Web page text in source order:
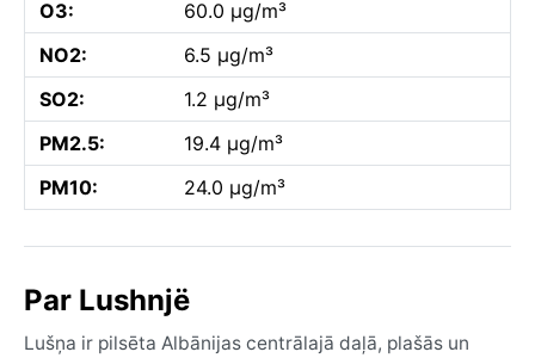
O3:
60.0 µg/m³
NO2:
6.5 µg/m³
SO2:
1.2 µg/m³
PM2.5:
19.4 µg/m³
PM10:
24.0 µg/m³
Par Lushnjë
Lušņa ir pilsēta Albānijas centrālajā daļā, plašās un